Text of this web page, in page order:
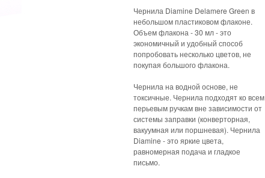
Чернила Diamine Delamere Green в
небольшом пластиковом флаконе.
Объем флакона - 30 мл - это
экономичный и удобный способ
попробовать несколько цветов, не
покупая большого флакона.
Чернила на водной основе, не
токсичные. Чернила подходят ко всем
перьевым ручкам вне зависимости от
системы заправки (конверторная,
вакуумная или поршневая). Чернила
Diamine - это яркие цвета,
равномерная подача и гладкое
письмо.